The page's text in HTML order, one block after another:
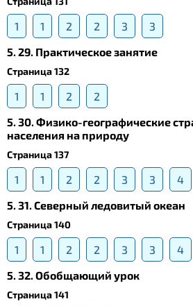
1 1 2 2 3
3
5. 29. Практическое занятие
Страница 132
1 1 2
2
5. 30. Физико-географические
населения на природу
Страница 137
1 1 2 2 3 3 4
5. 31. Северный ледовитый океан
Страница 140
1 1 2 2 3 3 4
5. 32. Обобщающий урок
Страница 141